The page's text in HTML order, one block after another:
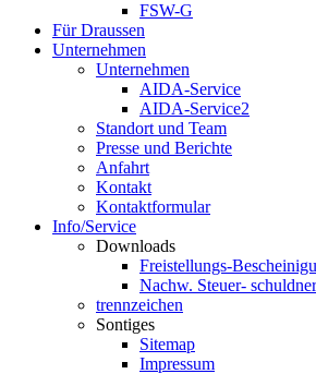
FSW-G
Für Draussen
Unternehmen
Unternehmen
AIDA-Service
AIDA-Service2
Standort und Team
Presse und Berichte
Anfahrt
Kontakt
Kontaktformular
Info/Service
Downloads
Freistellungs-
Nachw. Steuer-
trennzeichen
Sontiges
Sitemap
Impressum